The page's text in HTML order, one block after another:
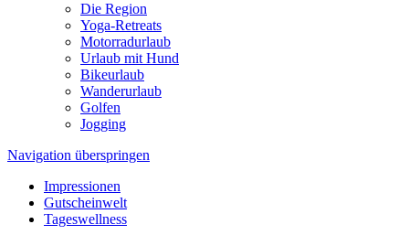
Die Region
Yoga-Retreats
Motorradurlaub
Urlaub mit Hund
Bikeurlaub
Wanderurlaub
Golfen
Jogging
Navigation überspringen
Impressionen
Gutscheinwelt
Tageswellness